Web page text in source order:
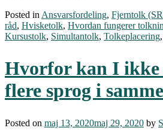
Posted in Ansvarsfordeling, Fjerntolk
råd, Hvisketolk, Hvordan fungerer
Kursustolk, Simultantolk, Tolkeplacering,
Hvorfor kan I ikke
flere sprog i
Posted on maj 13, 2020maj 29, 2020 by